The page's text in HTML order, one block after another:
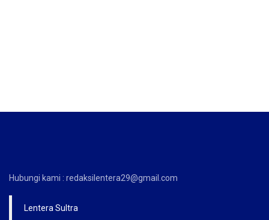
Hubungi kami : redaksilentera29@gmail.com
Lentera Sultra